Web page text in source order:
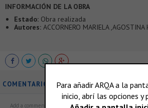
INFORMACIÓN DE LA OBRA
Estado: Obra realizada
Autores: ACCORNERO MARIELA ,AGOSTINA
COMENTARIOS